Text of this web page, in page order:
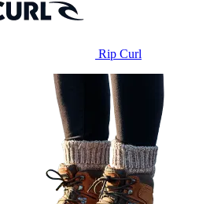
Rip Curl